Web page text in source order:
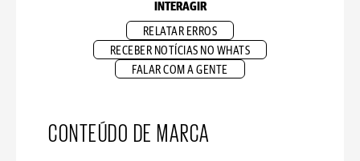
INTERAGIR
RELATAR ERROS
RECEBER NOTÍCIAS NO WHATS
FALAR COM A GENTE
CONTEÚDO DE MARCA